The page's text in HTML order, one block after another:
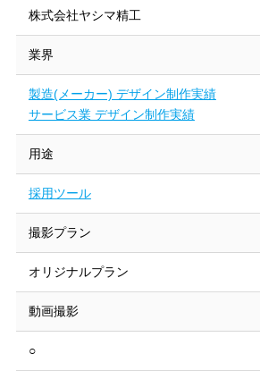
株式会社ヤシマ精工
業界
製造(メーカー) デザイン制作実績
サービス業 デザイン制作実績
用途
採用ツール
撮影プラン
オリジナルプラン
動画撮影
○